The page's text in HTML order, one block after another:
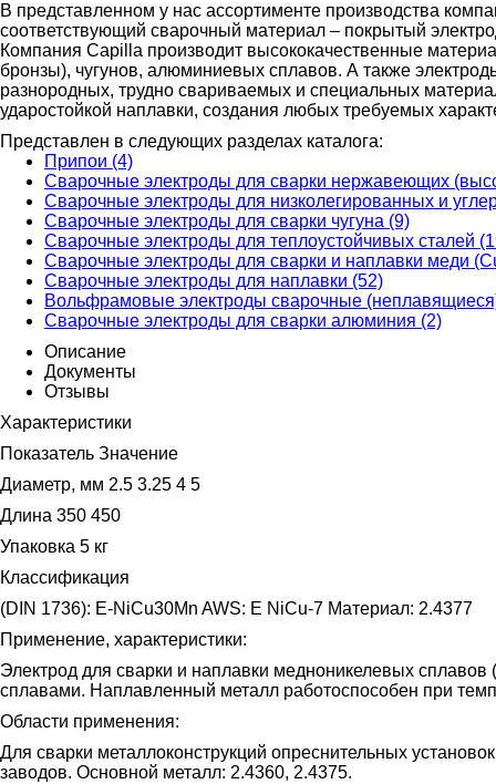
В представленном у нас ассортименте производства
соответствующий сварочный материал – покрытый
Компания Capilla производит высококачественные
бронзы), чугунов, алюминиевых сплавов. А также
разнородных, трудно свариваемых и специальных
ударостойкой наплавки, создания любых требуемых
Представлен в следующих разделах каталога:
Припои (4)
Сварочные электроды для сварки нержавеющих
Сварочные электроды для низколегированных и
Сварочные электроды для сварки чугуна (9)
Сварочные электроды для теплоустойчивых сталей
Сварочные электроды для сварки и наплавки меди
Сварочные электроды для наплавки (52)
Вольфрамовые электроды сварочные
Сварочные электроды для сварки алюминия (2)
Описание
Документы
Отзывы
Характеристики
Показатель Значение
Диаметр, мм 2.5 3.25 4 5
Длина 350 450
Упаковка 5 кг
Классификация
(DIN 1736): E-NiCu30Mn AWS: E NiCu-7 Материал: 2.4377
Применение, характеристики:
Электрод для сварки и наплавки медноникелевых
сплавами. Наплавленный металл работоспособен при
Области применения:
Для сварки металлоконструкций опреснительных
заводов. Основной металл: 2.4360, 2.4375.